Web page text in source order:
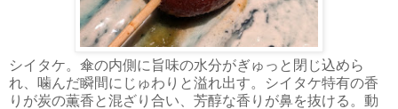
シイタケ。傘の内側に旨味の水分がぎゅっと閉じ込めら
れ、噛んだ瞬間にじゅわりと溢れ出す。シイタケ特有の香
りが炭の薫香と混ざり合い、芳醇な香りが鼻を抜ける。動